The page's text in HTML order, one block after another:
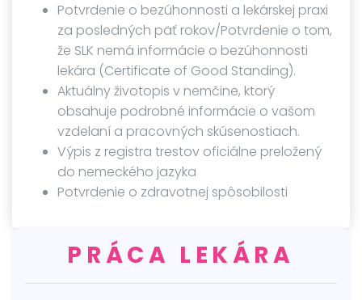
Potvrdenie o bezúhonnosti a lekárskej praxi
za posledných päť rokov/Potvrdenie o tom,
že SLK nemá informácie o bezúhonnosti
lekára (Certificate of Good Standing).
Aktuálny životopis v nemčine, ktorý
obsahuje podrobné informácie o vašom
vzdelaní a pracovných skúsenostiach.
Výpis z registra trestov oficiálne preložený
do nemeckého jazyka
Potvrdenie o zdravotnej spôsobilosti
PRÁCA LEKÁRA